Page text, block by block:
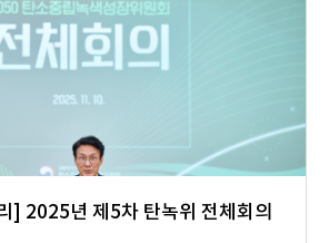
] 2025년 제5차 탄녹위 전체회의